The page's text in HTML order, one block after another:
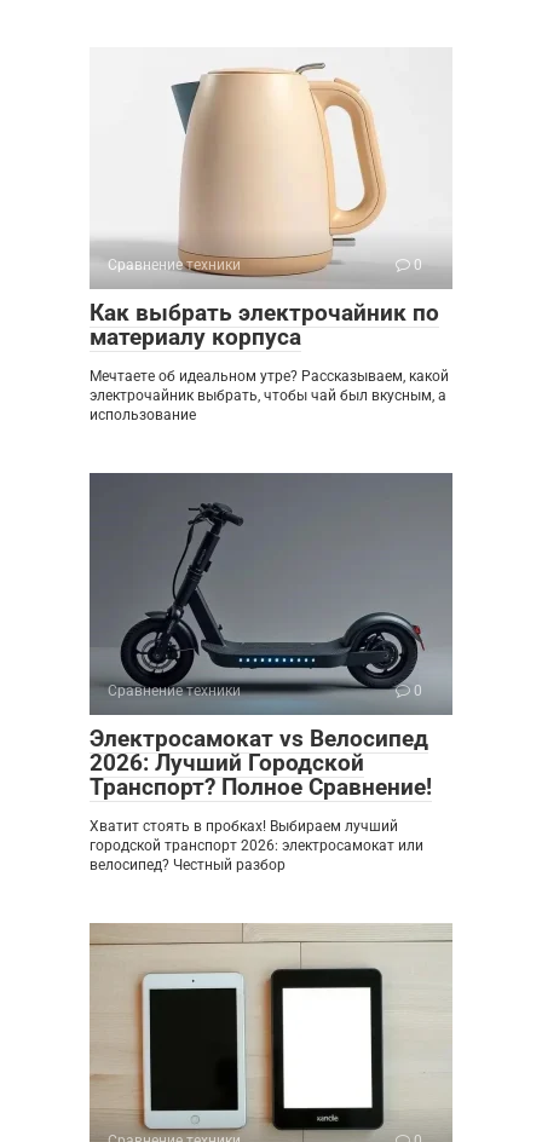
Сравнение техники 0
Как выбрать электрочайник по
материалу корпуса
Мечтаете об идеальном утре? Рассказываем, какой
электрочайник выбрать, чтобы чай был вкусным, а
использование
Сравнение техники 0
Электросамокат vs Велосипед
2026: Лучший Городской
Транспорт? Полное Сравнение!
Хватит стоять в пробках! Выбираем лучший
городской транспорт 2026: электросамокат или
велосипед? Честный разбор